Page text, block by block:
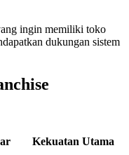
ingin memiliki toko
dukungan sistem
Kekuatan Utama